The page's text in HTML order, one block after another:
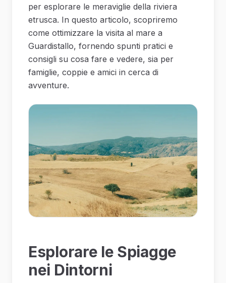
per esplorare le meraviglie della riviera
etrusca. In questo articolo, scopriremo
come ottimizzare la visita al mare a
Guardistallo, fornendo spunti pratici e
consigli su cosa fare e vedere, sia per
famiglie, coppie e amici in cerca di
avventure.
Esplorare le Spiagge
nei Dintorni